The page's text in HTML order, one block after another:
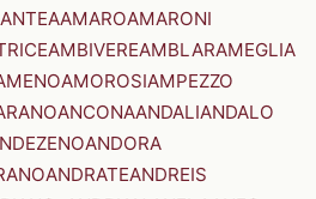
AMAROAMARONI
AMBIVEREAMBLARAMEGLIA
AMOROSIAMPEZZO
ANCONAANDALIANDALO
ANDORA
ANDRATEANDREIS